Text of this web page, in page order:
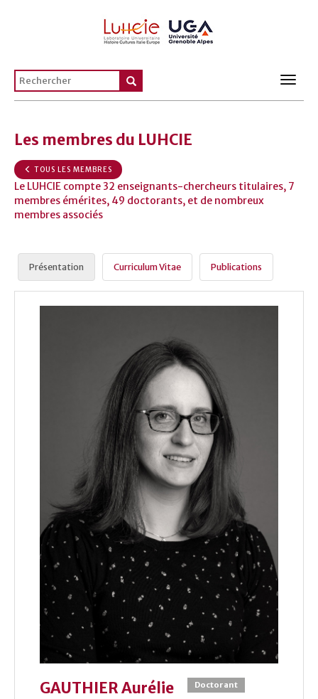
Les membres du LUHCIE
TOUS LES MEMBRES
Le LUHCIE compte 32 enseignants-chercheurs titulaires, 7
membres émérites, 49 doctorants, et de nombreux
membres associés
Présentation Curriculum Vitae Publications
GAUTHIER Aurélie Doctorant